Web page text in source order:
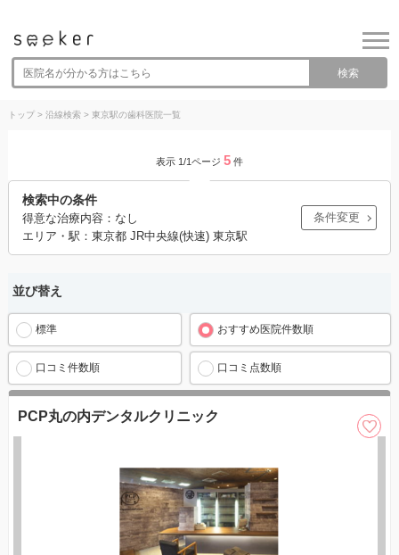
検索
トップ> 沿線検索> 東京駅の歯科医院一覧
表示 1/1ページ 5 件
検索中の条件
得意な治療内容：なし
エリア・駅：東京都 JR中央線(快速) 東京駅
条件変更
並び替え
標準 おすすめ医院件数順
口コミ件数順 口コミ点数順
PCP丸の内デンタルクリニック